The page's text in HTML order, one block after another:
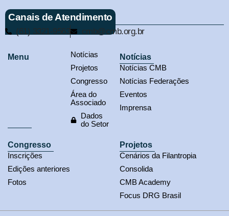
Canais de Atendimento
(61) 3321-9563 cmb@cmb.org.br
Menu
Notícias
Projetos
Congresso
Área do
Associado
Dados
do Setor
Notícias
Notícias CMB
Notícias Federações
Eventos
Imprensa
Congresso
Inscrições
Edições anteriores
Fotos
Projetos
Cenários da Filantropia
Consolida
CMB Academy
Focus DRG Brasil